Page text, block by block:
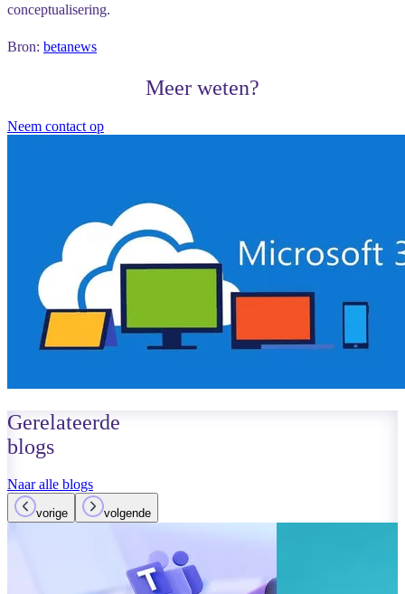
conceptualisering.
Bron: betanews
Meer weten?
Neem contact op
Gerelateerde
blogs
Naar alle blogs
vorige volgende